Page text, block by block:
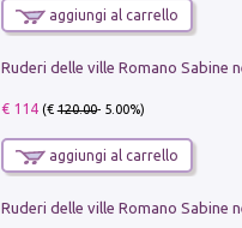
aggiungi al carrello
€ 114(€120.00- 5.00%)
aggiungi al carrello